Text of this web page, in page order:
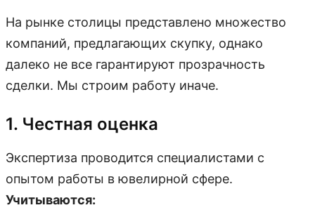
На рынке столицы представлено множество
компаний, предлагающих скупку, однако
далеко не все гарантируют прозрачность
сделки. Мы строим работу иначе.
1. Честная оценка
Экспертиза проводится специалистами с
опытом работы в ювелирной сфере.
Учитываются: